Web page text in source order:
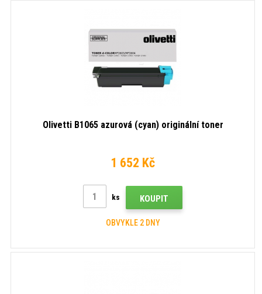
Olivetti B1065 azurová (cyan) originální toner
1 652 Kč
ks KOUPIT
OBVYKLE 2 DNY